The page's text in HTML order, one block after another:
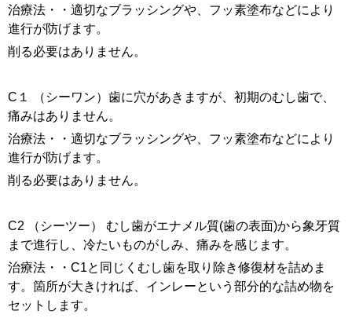
治療法・・適切なブラッシングや、フッ素塗布などにより
進行が防げます。
削る必要はありません。
C１ （シーワン）歯に穴があきますが、初期のむし歯で、
痛みはありません。
治療法・・適切なブラッシングや、フッ素塗布などにより
進行が防げます。
削る必要はありません。
C2 （シーツー） むし歯がエナメル質(歯の表面)から象牙質
まで進行し、冷たいものがしみ、痛みを感じます。
治療法・・C1と同じくむし歯を取り除き修復材を詰めま
す。箇所が大きければ、インレーという部分的な詰め物を
セットします。